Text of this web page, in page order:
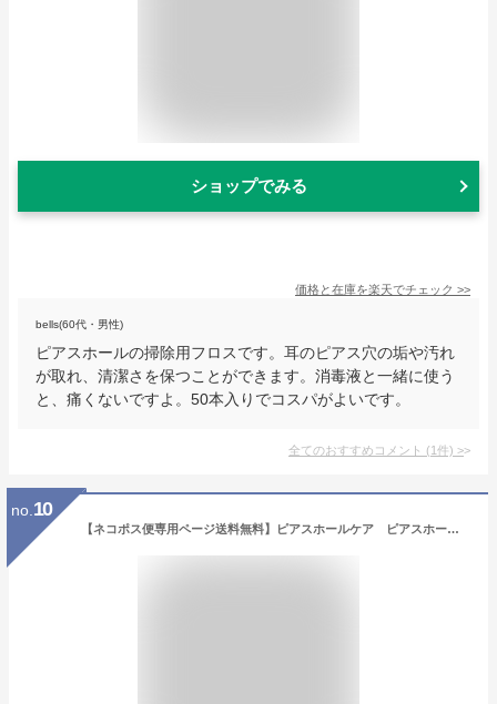
ショップでみる
価格と在庫を楽天でチェック >>
bells(60代・男性)
ピアスホールの掃除用フロスです。耳のピアス穴の垢や汚れ
が取れ、清潔さを保つことができます。消毒液と一緒に使う
と、痛くないですよ。50本入りでコスパがよいです。
全てのおすすめコメント (1件) >
no. 10
【ネコポス便専用ページ送料無料】ピアスホールケア ピアスホールの掃除用フロス ピアフロス つめかえ用【※ネコポス便は本州（ヤマト翌日配送エリアのみ）は出荷の翌日お届け（北海道・九州・・四国・沖縄・本州一部などは翌々日）配送紛失保証付き】